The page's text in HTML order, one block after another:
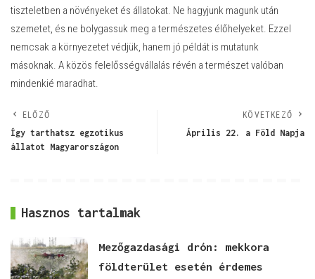
tiszteletben a növényeket és állatokat. Ne hagyjunk magunk után
szemetet, és ne bolygassuk meg a természetes élőhelyeket. Ezzel
nemcsak a környezetet védjük, hanem jó példát is mutatunk
másoknak. A közös felelősségvállalás révén a természet valóban
mindenkié maradhat.
ELŐZŐ
Így tarthatsz egzotikus
állatot Magyarországon
KÖVETKEZŐ
Április 22. a Föld Napja
Hasznos tartalmak
Mezőgazdasági drón: mekkora
földterület esetén érdemes